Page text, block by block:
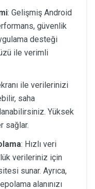
: Gelişmiş Android
güvenlik
desteği
ile verimli
ile verilerinizi
saha
Yüksek
sağlar.
: Hızlı veri
verileriniz için
sunar. Ayrıca,
alanınızı